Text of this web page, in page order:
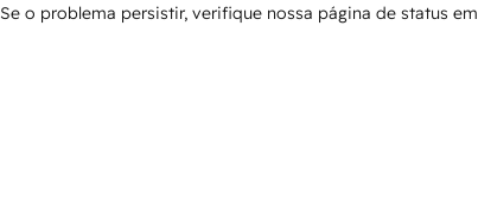
Se o problema persistir, verifique nossa página de status em